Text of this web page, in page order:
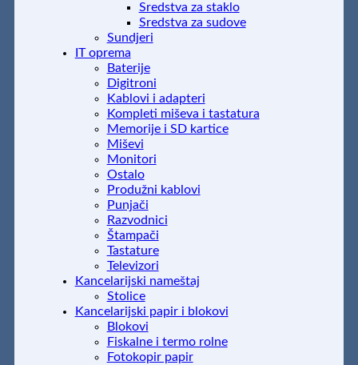
Sredstva za staklo
Sredstva za sudove
Sundjeri
IT oprema
Baterije
Digitroni
Kablovi i adapteri
Kompleti miševa i tastatura
Memorije i SD kartice
Miševi
Monitori
Ostalo
Produžni kablovi
Punjači
Razvodnici
Štampači
Tastature
Televizori
Kancelarijski nameštaj
Stolice
Kancelarijski papir i blokovi
Blokovi
Fiskalne i termo rolne
Fotokopir papir